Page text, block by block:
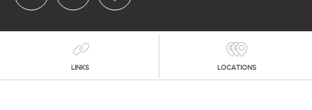
LINKS LOCATIONS